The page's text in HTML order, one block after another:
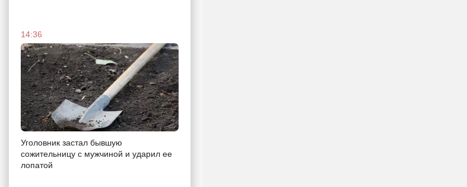
14:36
Уголовник застал бывшую
сожительницу с мужчиной и ударил ее
лопатой